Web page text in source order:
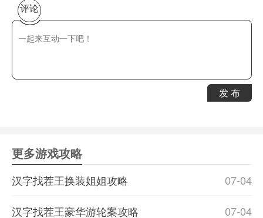
评论
发 布
更多游戏攻略
07-04
汉字找茬王换装姐姐攻略
07-04
汉字找茬王豪华游轮案攻略